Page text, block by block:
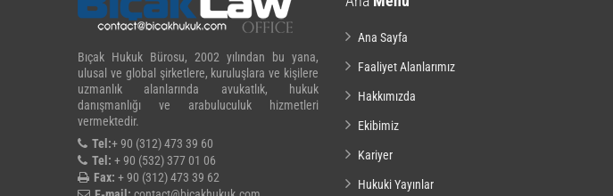
Bıçak Hukuk Bürosu, 2002 yılından bu yana,
ulusal ve global şirketlere, kuruluşlara ve kişilere
uzmanlık alanlarında avukatlık, hukuk
danışmanlığı ve arabuluculuk hizmetleri
vermektedir.
Tel:+ 90 (312) 473 39 60
Tel: + 90 (532) 377 01 06
Fax: + 90 (312) 473 39 62
Ana Sayfa
Faaliyet Alanlarımız
Hakkımızda
Ekibimiz
Kariyer
Hukuki Yayınlar